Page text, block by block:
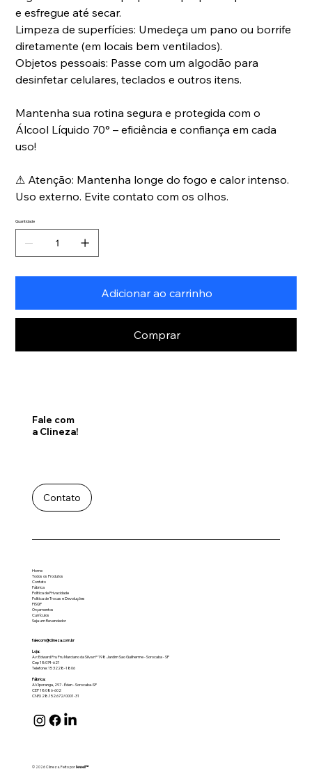
e esfregue até secar.
Limpeza de superfícies: Umedeça um pano ou borrife
diretamente (em locais bem ventilados).
Objetos pessoais: Passe com um algodão para
desinfetar celulares, teclados e outros itens.
Mantenha sua rotina segura e protegida com o
Álcool Líquido 70° – eficiência e confiança em cada
uso!
⚠ Atenção: Mantenha longe do fogo e calor intenso.
Uso externo. Evite contato com os olhos.
Quantidade
Adicionar ao carrinho
Comprar
Fale com
a Clineza!
Contato
falecom@clineza.com.br
Loja:
Av: Edward Fru Fru Marciano da Silva nº 198 Jardim Sao Guilherme - Sorocaba - SP
Cep 18074-621
Telefone: 15 3228-1806
Fábrica:
AV. Iporanga, 297 - Éden - Sorocaba-SP
CEP 18086-602
CNPJ 28.152.672/0001-31
Home
Todos os Produtos
Contato
Fábrica
Política de Privacidade
Politica de Trocas e Devoluções
FISQP
Orçamentos
Currículos
Seja um Revendedor
© 2026 Clineza. Feito porllewell™